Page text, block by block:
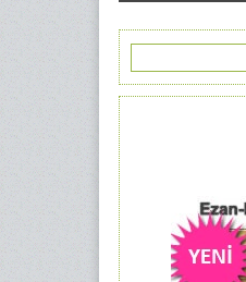
Arama formu